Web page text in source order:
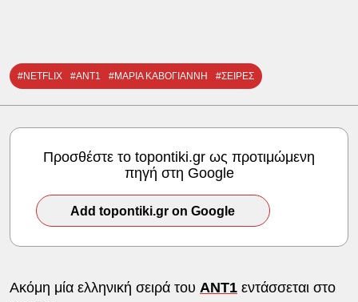
#NETFLIX #ΑΝΤ1 #ΜΑΡΙΑ ΚΑΒΟΓΙΑΝΝΗ #ΣΕΙΡΕΣ
Προσθέστε το topontiki.gr ως προτιμώμενη
πηγή στη Google
Add topontiki.gr on Google
Ακόμη μία ελληνική σειρά του ΑΝΤ1εντάσσεται στο